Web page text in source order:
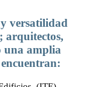
versatilidad
arquitectos,
una amplia
encuentran: